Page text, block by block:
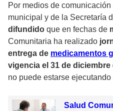
Por medios de
municipal y de la Secretaría
difundido que en fechas de
Comunitaria ha realizado
entrega de medicamentos
vigencia el 31 de diciembre
no puede estarse
Salud